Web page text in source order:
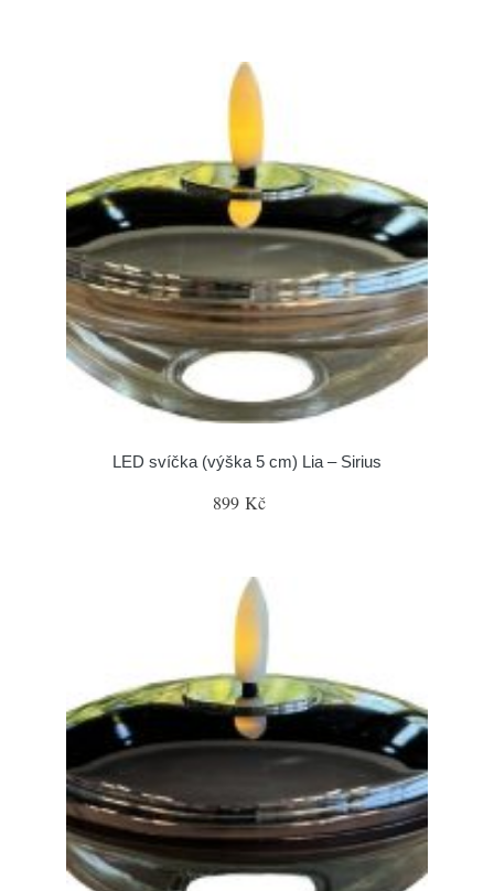
LED svíčka (výška 5 cm) Lia – Sirius
899 Kč